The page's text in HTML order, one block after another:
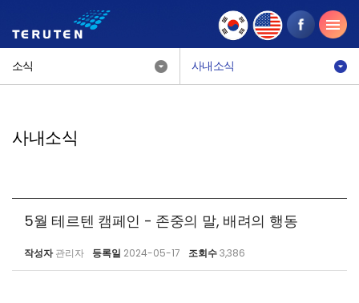
소식 사내소식
사내소식
5월 테르텐 캠페인 - 존중의 말, 배려의 행동
작성자 관리자 등록일 2024-05-17 조회수3,386